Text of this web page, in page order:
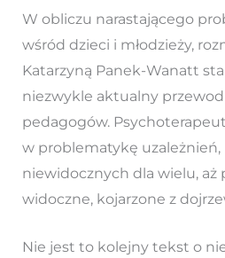
W obliczu narastającego
wśród dzieci i młodzieży,
Katarzyną Panek-Wanatt
niezwykle aktualny
pedagogów.
w problematykę uzależnień,
niewidocznych dla wielu, aż
widoczne, kojarzone z
Nie jest to kolejny tekst o